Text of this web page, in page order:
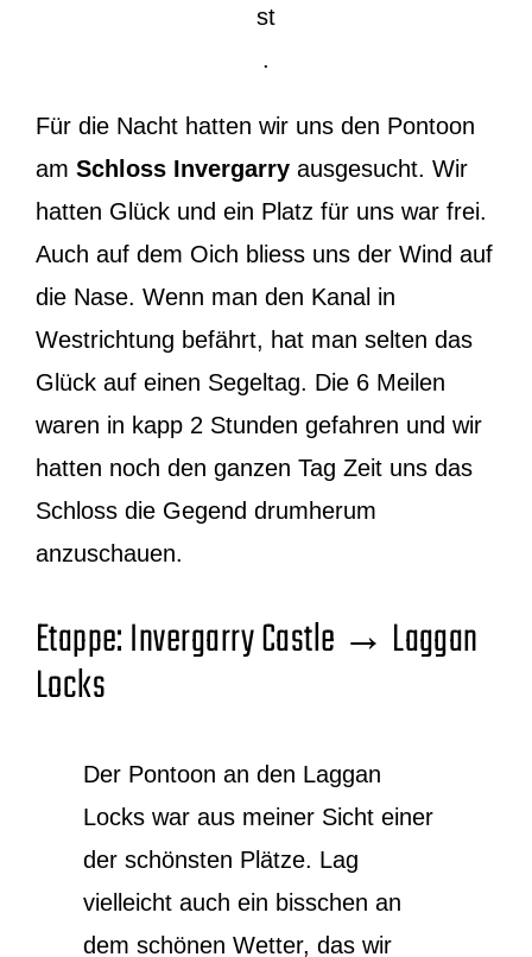
st
.
Für die Nacht hatten wir uns den Pontoon
am Schloss Invergarryausgesucht. Wir
hatten Glück und ein Platz für uns war frei.
Auch auf dem Oich bliess uns der Wind auf
die Nase. Wenn man den Kanal in
Westrichtung befährt, hat man selten das
Glück auf einen Segeltag. Die 6 Meilen
waren in kapp 2 Stunden gefahren und wir
hatten noch den ganzen Tag Zeit uns das
Schloss die Gegend drumherum
anzuschauen.
Etappe: Invergarry Castle → Laggan
Locks
Der Pontoon an den Laggan
Locks war aus meiner Sicht einer
der schönsten Plätze. Lag
vielleicht auch ein bisschen an
dem schönen Wetter, das wir